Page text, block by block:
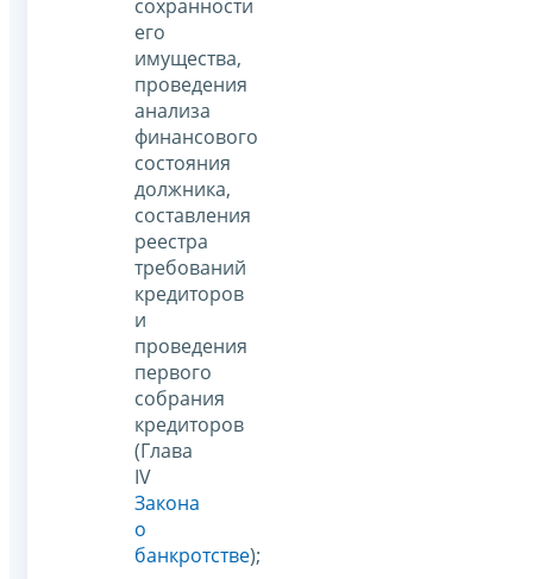
сохранности
его
имущества,
проведения
анализа
финансового
состояния
должника,
составления
реестра
требований
кредиторов
и
проведения
первого
собрания
кредиторов
(Глава
IV
Закона
о
банкротстве);